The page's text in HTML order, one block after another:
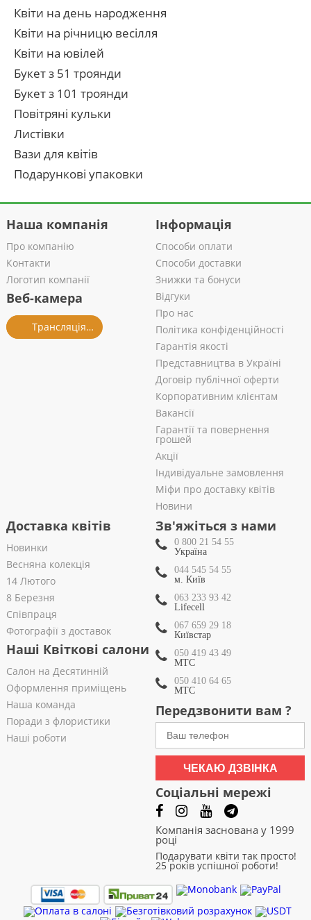
Квіти на день народження
Квіти на річницю весілля
Квіти на ювілей
Букет з 51 троянди
Букет з 101 троянди
Повітряні кульки
Листівки
Вази для квітів
Подарункові упаковки
Наша компанія
Про компанію
Контакти
Логотип компанії
Веб-камера
Трансляція із салону
Інформація
Способи оплати
Способи доставки
Знижки та бонуси
Відгуки
Про нас
Політика конфіденційності
Гарантія якості
Представництва в Україні
Договір публічної оферти
Корпоративним клієнтам
Вакансії
Гарантії та повернення
грошей
Акції
Індивідуальне замовлення
Міфи про доставку квітів
Новини
Доставка квітів
Новинки
Весняна колекція
14 Лютого
8 Березня
Співпраця
Фотографії з доставок
Наші Квіткові салони
Салон на Десятинній
Оформлення приміщень
Наша команда
Поради з флористики
Наші роботи
Зв'яжіться з нами
0 800 21 54 55
Україна
044 545 54 55
м. Київ
063 233 93 42
Lifecell
067 659 29 18
Київстар
050 419 43 49
МТС
050 410 64 65
МТС
Передзвонити вам ?
ЧЕКАЮ ДЗВІНКА
Соціальні мережі
Компанія заснована у 1999
році
Подарувати квіти так просто!
25 років успішної роботи!